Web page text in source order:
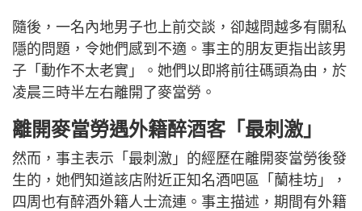
隨後，一名內地男子也上前交談，卻越問越多有關私
隱的問題，令她們感到不適。事主的朋友更指出該男
子「動作不太老實」。她們以即將前往碼頭為由，於
凌晨三時半左右離開了麥當勞。
離開麥當勞遇外籍醉酒客「最刺激」
然而，事主表示「最刺激」的經歷在離開麥當勞後發
生的，她們知道該店附近正知名酒吧區「蘭桂坊」，
四周也有醉酒外籍人士流連。事主描述，期間有外籍